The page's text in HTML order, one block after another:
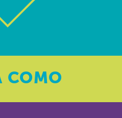
COMO